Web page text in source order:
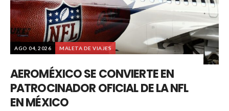
AGO 04, 2026 MALETA DE VIAJES
AEROMÉXICO SE CONVIERTE EN
PATROCINADOR OFICIAL DE LA NFL
EN MÉXICO